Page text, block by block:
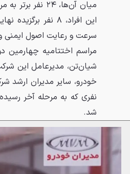
میان آن‌ها،
این افراد، ۸
سرعت و رعایت اصول ایمنی
مراسم اختتامیه چهارمین
شیان‌تن، مدیرعامل این
خودرو، سایر مدیران ارشد
نفری که به مرحله آخر
شد.